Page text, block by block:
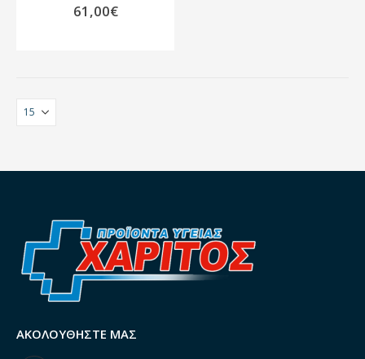
61,00€
ΑΚΟΛΟΥΘΉΣΤΕ ΜΑΣ